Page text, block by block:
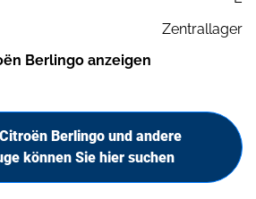
Zentrallager
Berlingo anzeigen
Berlingo und andere
können Sie hier suchen